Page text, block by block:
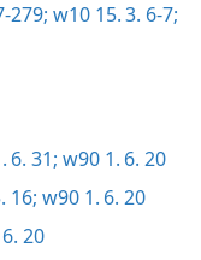
279; w10 15. 3. 6-7;
6. 31; w90 1. 6. 20
16; w90 1. 6. 20
20